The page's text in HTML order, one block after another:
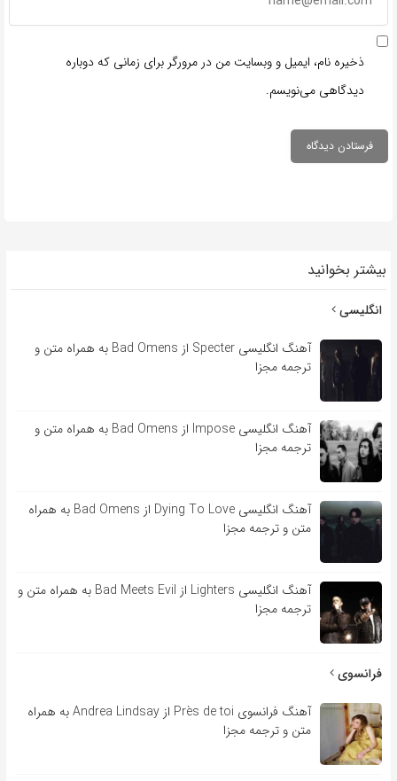
ذخیره نام، ایمیل و وبسایت من در مرورگر برای زمانی که دوباره
دیدگاهی می‌نویسم.
بیشتر بخوانید
انگلیسی
آهنگ انگلیسی Specter از Bad Omens به همراه متن و
ترجمه مجزا
آهنگ انگلیسی Impose از Bad Omens به همراه متن و
ترجمه مجزا
آهنگ انگلیسی Dying To Love از Bad Omens به همراه
متن و ترجمه مجزا
آهنگ انگلیسی Lighters از Bad Meets Evil به همراه متن و
ترجمه مجزا
فرانسوی
آهنگ فرانسوی Près de toi از Andrea Lindsay به همراه
متن و ترجمه مجزا